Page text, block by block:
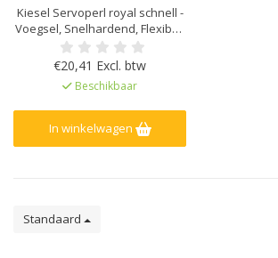
Kiesel Servoperl royal schnell -
Voegsel, Snelhardend, Flexibel,
water- en vuilafstotend, Voor 1-
10 mm voegbreedte, Voor
wand&vloer, binnen, buiten en
in natte ruimtes, Verhoogde
weerstand tegen zuren en
alkaliën, Sterk mechanisch
belastbaar en slijtvast
€20,41 Excl. btw
Beschikbaar
In winkelwagen
Standaard